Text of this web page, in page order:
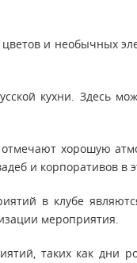
и необычных
кухни. Здесь
хорошую
и корпоративов в
в клубе
мероприятия.
таких как дни